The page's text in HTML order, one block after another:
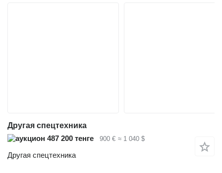
Другая спецтехника
487 200 тенге
900 € ≈ 1 040 $
Другая спецтехника